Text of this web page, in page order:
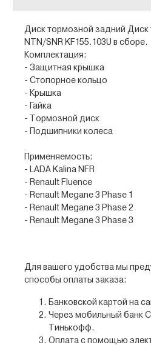
Диск тормозной задний Диск
NTN/SNR KF155.103U в сборе.
Комплектация:
- Защитная крышка
- Стопорное кольцо
- Крышка
- Гайка
- Тормозной диск
- Подшипники колеса
Применяемость:
- LADA Kalina NFR
- Renault Fluence
- Renault Megane 3 Phase 1
- Renault Megane 3 Phase 2
- Renault Megane 3 Phase 3
Для вашего удобства мы
способы оплаты заказа:
Банковской картой на
Через мобильный банк
Тинькофф.
Оплата с помощью